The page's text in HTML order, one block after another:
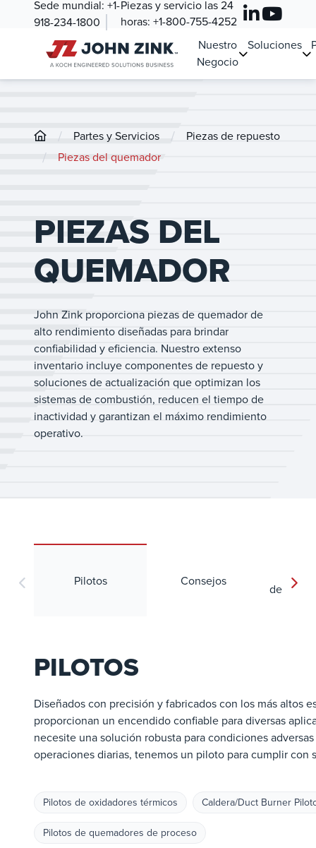
Sede mundial: +1-
918-234-1800
Piezas y servicio las 24
horas:+1-800-755-4252
Nuestro
Negocio
Soluciones
/ Partes y Servicios / Piezas de repuesto
/ Piezas del quemador
PIEZAS DEL
QUEMADOR
John Zink proporciona piezas de quemador de
alto rendimiento diseñadas para brindar
confiabilidad y eficiencia. Nuestro extenso
inventario incluye componentes de repuesto y
soluciones de actualización que optimizan los
sistemas de combustión, reducen el tiempo de
inactividad y garantizan el máximo rendimiento
operativo.
Pilotos Consejos
PILOTOS
Diseñados con precisión y fabricados con los más altos
proporcionan un encendido confiable para diversas
necesite una solución robusta para condiciones
operaciones diarias, tenemos un piloto para cumplir con
Pilotos de oxidadores térmicos Caldera/Duct Burner
Pilotos de quemadores de proceso